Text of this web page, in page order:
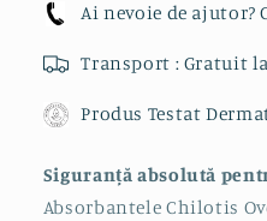
Ai nevoie de ajutor?
Transport : Gratuit
Produs Testat
Siguranță absolută
Absorbantele Chilotis